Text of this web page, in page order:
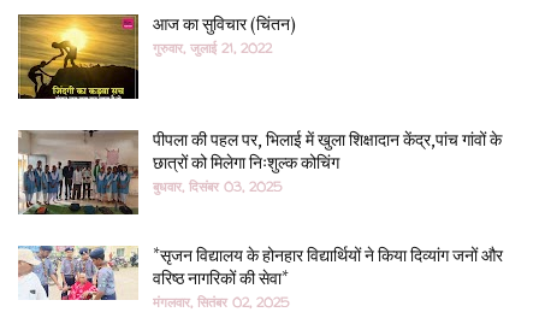
आज का सुविचार (चिंतन)
गुरुवार, जुलाई 21, 2022
पीपला की पहल पर, भिलाई में खुला शिक्षादान केंद्र,पांच गांवों के
छात्रों को मिलेगा निःशुल्क कोचिंग
बुधवार, दिसंबर 03, 2025
*सृजन विद्यालय के होनहार विद्यार्थियों ने किया दिव्यांग जनों और
वरिष्ठ नागरिकों की सेवा*
मंगलवार, सितंबर 02, 2025